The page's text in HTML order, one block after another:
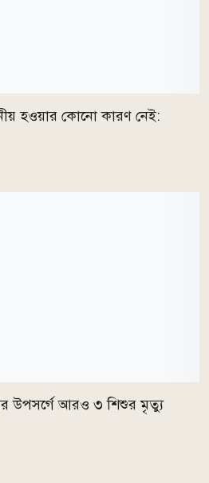
হওয়ার কোনো কারণ নেই:
উপসর্গে আরও ৩ শিশুর মৃত্যু